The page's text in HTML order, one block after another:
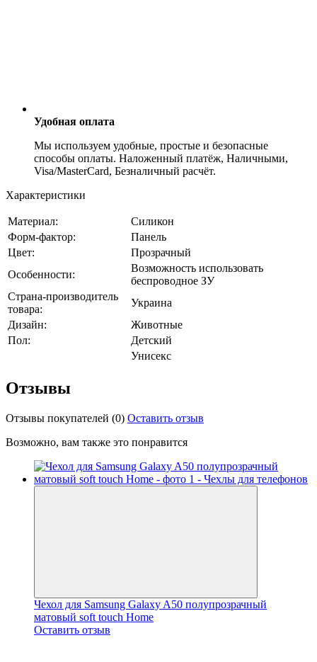
Удобная оплата
Мы используем удобные, простые и безопасные
способы оплаты. Наложенный платёж, Наличными,
Visa/MasterCard, Безналичный расчёт.
Характеристики
Материал:
Силикон
Форм-фактор:
Панель
Цвет:
Прозрачный
Особенности:
Возможность использовать
беспроводное ЗУ
Страна-производитель
товара:
Украина
Дизайн:
Животные
Пол:
Детский
Унисекс
Отзывы
Отзывы покупателей (0) Оставить отзыв
Возможно, вам также это понравится
Чехол для Samsung Galaxy A50 полупрозрачный
матовый soft touch Home
Оставить отзыв